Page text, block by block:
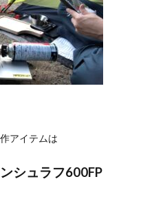
アイテムは
シュラフ600FP